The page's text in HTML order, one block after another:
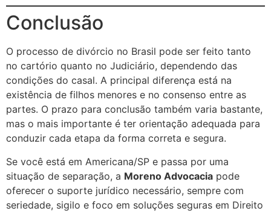
Conclusão
O processo de divórcio no Brasil pode ser feito tanto
no cartório quanto no Judiciário, dependendo das
condições do casal. A principal diferença está na
existência de filhos menores e no consenso entre as
partes. O prazo para conclusão também varia bastante,
mas o mais importante é ter orientação adequada para
conduzir cada etapa da forma correta e segura.
Se você está em Americana/SP e passa por uma
situação de separação, a Moreno Advocacia pode
oferecer o suporte jurídico necessário, sempre com
seriedade, sigilo e foco em soluções seguras em Direito